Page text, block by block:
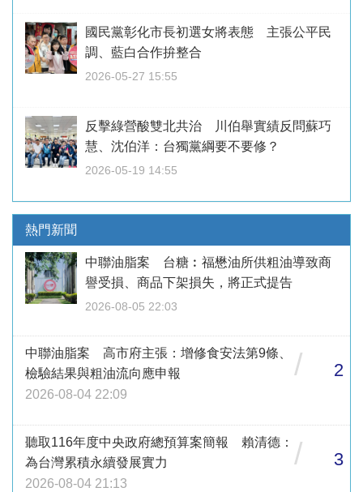
國民黨彰化市長初選女將表態 主張公平民
調、藍白合作拚整合
2026-05-27 15:55
反擊綠營酸雙北共治 川伯舉實績反問蘇巧
慧、沈伯洋：台獨黨綱要不要修？
2026-05-19 14:55
熱門新聞
中聯油脂案 台糖︰福懋油所供粗油導致商
譽受損、商品下架損失，將正式提告
2026-08-05 22:03
中聯油脂案 高市府主張：增修食安法第9條、
檢驗結果與粗油流向應申報
2026-08-04 22:09
/ 2
聽取116年度中央政府總預算案簡報 賴清德：
為台灣累積永續發展實力
2026-08-04 21:13
/ 3